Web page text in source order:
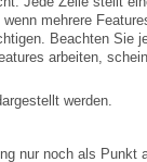
werden.